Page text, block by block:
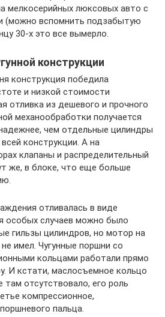
мелкосерийных люксовых авто с
(можно вспомнить подзабытую
30-х это все вымерло.
конструкции
конструкция победила
и низкой стоимости
отливка из дешевого и прочного
механообработки получается
чем отдельные цилиндры
конструкции. А на
клапаны и распределительный
же, в блоке, что еще больше
отливалась в виде
особых случаев можно было
гильзы цилиндров, но мотор на
имел. Чугунные поршни со
кольцами работали прямо
И кстати, маслосъемное кольцо
отсутствовало, его роль
компрессионное,
пальца.